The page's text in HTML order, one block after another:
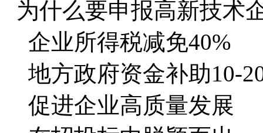
为什么要申报高新技术
企业所得税减免40%
地方政府资金补助10-
促进企业高质量发展